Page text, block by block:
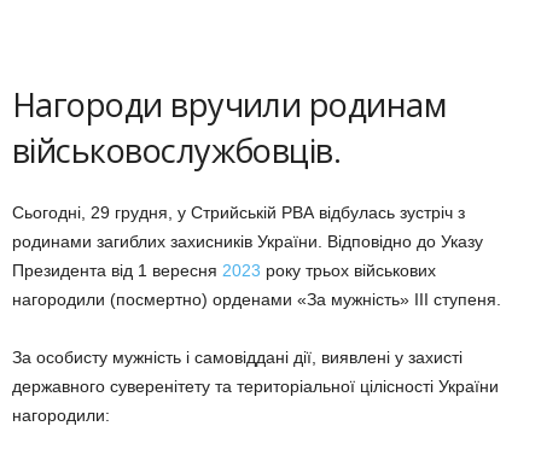
Нагороди вручили родинам
військовослужбовців.
Сьогодні, 29 грудня, у Стрийській РВА відбулась зустріч з
родинами загиблих захисників України. Відповідно до Указу
Президента від 1 вересня 2023 року трьох військових
нагородили (посмертно) орденами «За мужність» ІІІ ступеня.
За особисту мужність і самовіддані дії, виявлені у захисті
державного суверенітету та територіальної цілісності України
нагородили: